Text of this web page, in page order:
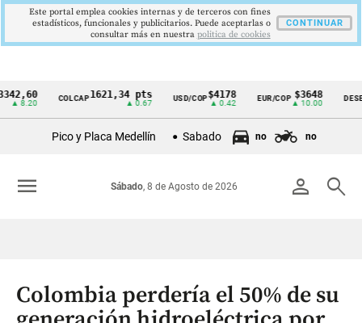
Cintillo
Colombia
COLCAP1621,34 pts USD/COP$4178
▲ 0.42
EUR/COP $3648
▲ 10.00
DESEMPLEO
Pico y Placa Medellín Sabado no no
person search
Sábado, 8 de Agosto de 2026
menu
Colombia perdería el 50% de su
Este portal emplea cookies internas y de terceros con fines
estadísticos, funcionales y publicitarios. Puede aceptarlas o
consultar más en nuestra politica de cookies
CONTINUAR